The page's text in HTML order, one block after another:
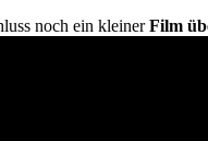
noch ein kleinerFilm